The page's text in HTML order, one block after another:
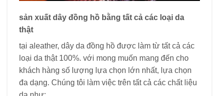
sản xuất dây đồng hồ bằng tất cả các loại da
thật
tại aleather, dây da đồng hồ được làm từ tất cả các
loại da thật 100%. với mong muốn mang đến cho
khách hàng số lượng lựa chọn lớn nhất, lựa chọn
đa dạng. Chúng tôi làm việc trên tất cả các chất liệu